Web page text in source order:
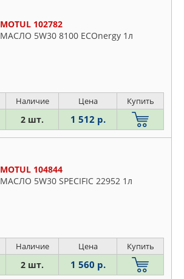
MOTUL 102782
МАСЛО 5W30 8100 ECOnergy 1л
Наличие Цена Купить
2 шт. 1 512 р.
MOTUL 104844
МАСЛО 5W30 SPECIFIC 22952 1л
Наличие Цена Купить
2 шт. 1 560 р.